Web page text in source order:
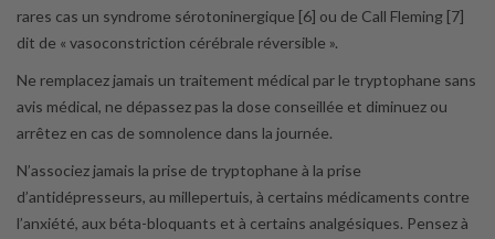
rares cas un syndrome sérotoninergique [6] ou de Call Fleming [7]
dit de « vasoconstriction cérébrale réversible ».
Ne remplacez jamais un traitement médical par le tryptophane sans
avis médical, ne dépassez pas la dose conseillée et diminuez ou
arrêtez en cas de somnolence dans la journée.
N’associez jamais la prise de tryptophane à la prise
d’antidépresseurs, au millepertuis, à certains médicaments contre
l’anxiété, aux béta-bloquants et à certains analgésiques. Pensez à